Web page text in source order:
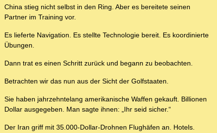
China stieg nicht selbst in den Ring. Aber es bereitete seinen
Partner im Training vor.
Es lieferte Navigation. Es stellte Technologie bereit. Es koordinierte
Übungen.
Dann trat es einen Schritt zurück und begann zu beobachten.
Betrachten wir das nun aus der Sicht der Golfstaaten.
Sie haben jahrzehntelang amerikanische Waffen gekauft. Billionen
Dollar ausgegeben. Man sagte ihnen: „Ihr seid sicher.“
Der Iran griff mit 35.000-Dollar-Drohnen Flughäfen an. Hotels.